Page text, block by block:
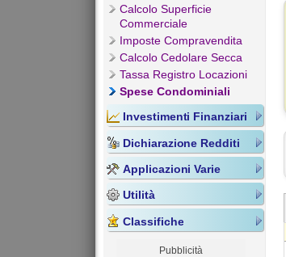
Calcolo Superficie
Commerciale
Imposte Compravendita
Calcolo Cedolare Secca
Tassa Registro Locazioni
Spese Condominiali
Investimenti Finanziari
Dichiarazione Redditi
Applicazioni Varie
Utilità
Classifiche
Pubblicità